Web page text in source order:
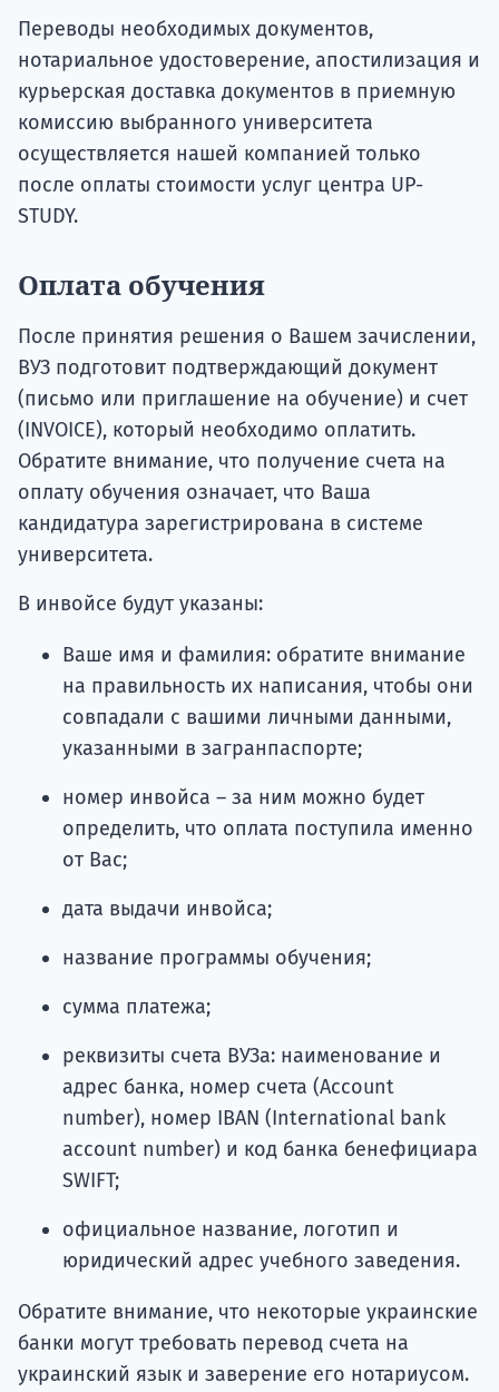
Переводы необходимых документов,
нотариальное удостоверение, апостилизация и
курьерская доставка документов в приемную
комиссию выбранного университета
осуществляется нашей компанией только
после оплаты стоимости услуг центра UP-
STUDY.
Оплата обучения
После принятия решения о Вашем зачислении,
ВУЗ подготовит подтверждающий документ
(письмо или приглашение на обучение) и счет
(INVOICE), который необходимо оплатить.
Обратите внимание, что получение счета на
оплату обучения означает, что Ваша
кандидатура зарегистрирована в системе
университета.
В инвойсе будут указаны:
Ваше имя и фамилия: обратите внимание
на правильность их написания, чтобы они
совпадали с вашими личными данными,
указанными в загранпаспорте;
номер инвойса – за ним можно будет
определить, что оплата поступила именно
от Вас;
дата выдачи инвойса;
название программы обучения;
сумма платежа;
реквизиты счета ВУЗа: наименование и
адрес банка, номер счета (Account
number), номер IBAN (International bank
account number) и код банка бенефициара
SWIFT;
официальное название, логотип и
юридический адрес учебного заведения.
Обратите внимание, что некоторые украинские
банки могут требовать перевод счета на
украинский язык и заверение его нотариусом.